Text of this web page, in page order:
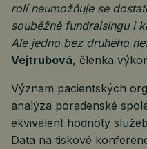
rolí neumožňuje se
souběžně fundraisingu i
Ale jedno bez druhého
Vejtrubová, členka
Význam pacientských
analýza poradenské
ekvivalent hodnoty
Data na tiskové